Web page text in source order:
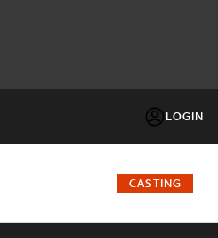
LOGIN
FACTOR
CASTING